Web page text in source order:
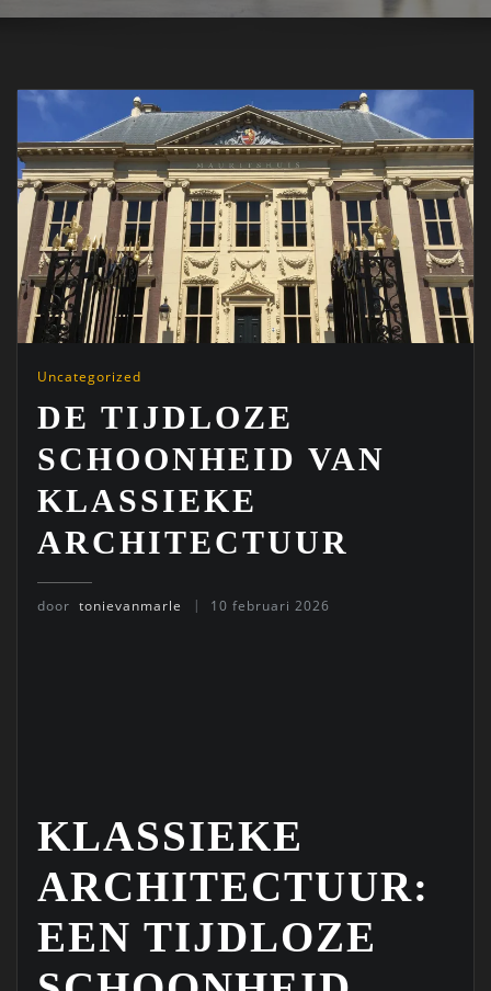
Uncategorized
DE TIJDLOZE
SCHOONHEID VAN
KLASSIEKE
ARCHITECTUUR
door tonievanmarle 10 februari 2026
KLASSIEKE
ARCHITECTUUR:
EEN TIJDLOZE